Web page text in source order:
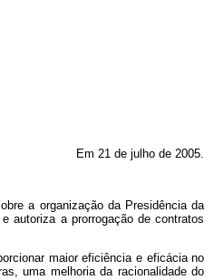
Em 21 de julho de 2005.
a organização da Presidência da
autoriza a prorrogação de contratos
maior eficiência e eficácia no
uma melhoria da racionalidade do